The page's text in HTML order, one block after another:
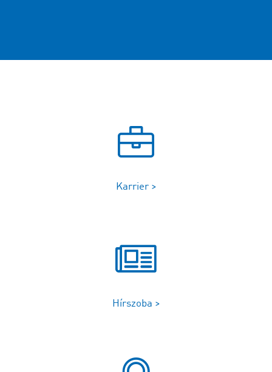
Karrier >
Hírszoba >